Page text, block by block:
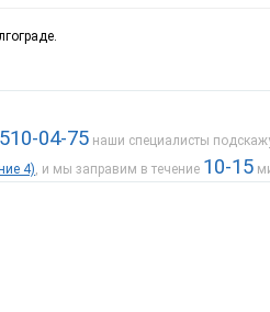
510-04-75 наши специалисты
4), и мы заправим в течение 10-15